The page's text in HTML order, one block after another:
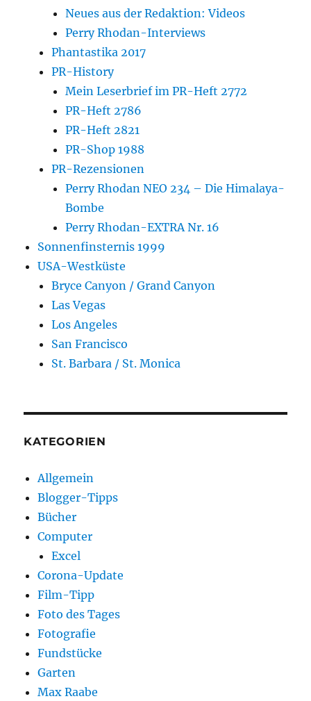
Neues aus der Redaktion: Videos
Perry Rhodan-Interviews
Phantastika 2017
PR-History
Mein Leserbrief im PR-Heft 2772
PR-Heft 2786
PR-Heft 2821
PR-Shop 1988
PR-Rezensionen
Perry Rhodan NEO 234 – Die Himalaya-
Bombe
Perry Rhodan-EXTRA Nr. 16
Sonnenfinsternis 1999
USA-Westküste
Bryce Canyon / Grand Canyon
Las Vegas
Los Angeles
San Francisco
St. Barbara / St. Monica
KATEGORIEN
Allgemein
Blogger-Tipps
Bücher
Computer
Excel
Corona-Update
Film-Tipp
Foto des Tages
Fotografie
Fundstücke
Garten
Max Raabe